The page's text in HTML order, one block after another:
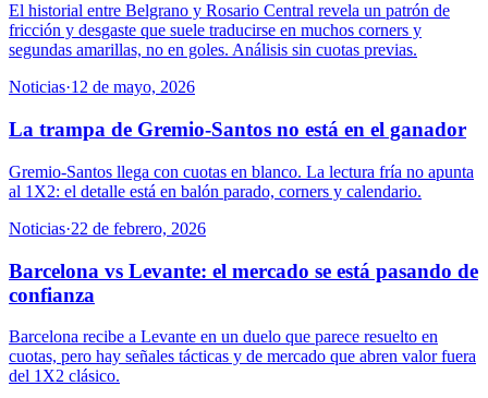
El historial entre Belgrano y Rosario Central revela un patrón de
fricción y desgaste que suele traducirse en muchos corners y
segundas amarillas, no en goles. Análisis sin cuotas previas.
Noticias·12 de mayo, 2026
La trampa de Gremio-Santos no está en el ganador
Gremio-Santos llega con cuotas en blanco. La lectura fría no apunta
al 1X2: el detalle está en balón parado, corners y calendario.
Noticias·22 de febrero, 2026
Barcelona vs Levante: el mercado se está pasando de
confianza
Barcelona recibe a Levante en un duelo que parece resuelto en
cuotas, pero hay señales tácticas y de mercado que abren valor fuera
del 1X2 clásico.